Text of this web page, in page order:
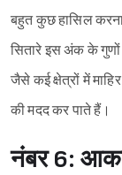
बहुत कुछ हासिल
सितारे इस अंक के गुणों
जैसे कई क्षेत्रों में
की मदद कर पाते हैं।
नंबर 6: